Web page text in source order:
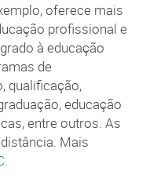
oferece mais
profissional e
à educação
de
qualificação,
educação
entre outros. As
Mais
.